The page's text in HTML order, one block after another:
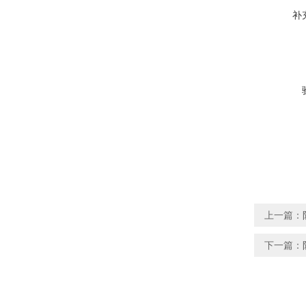
补
上一篇：
下一篇：